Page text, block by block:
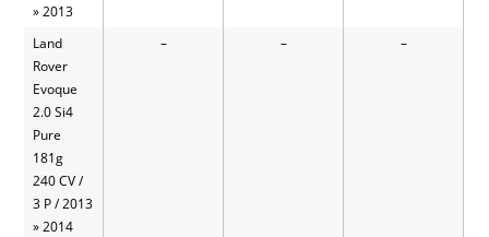
» 2013
Land
Rover
Evoque
2.0 Si4
Pure
181g
240 CV /
3 P / 2013
» 2014
– – –